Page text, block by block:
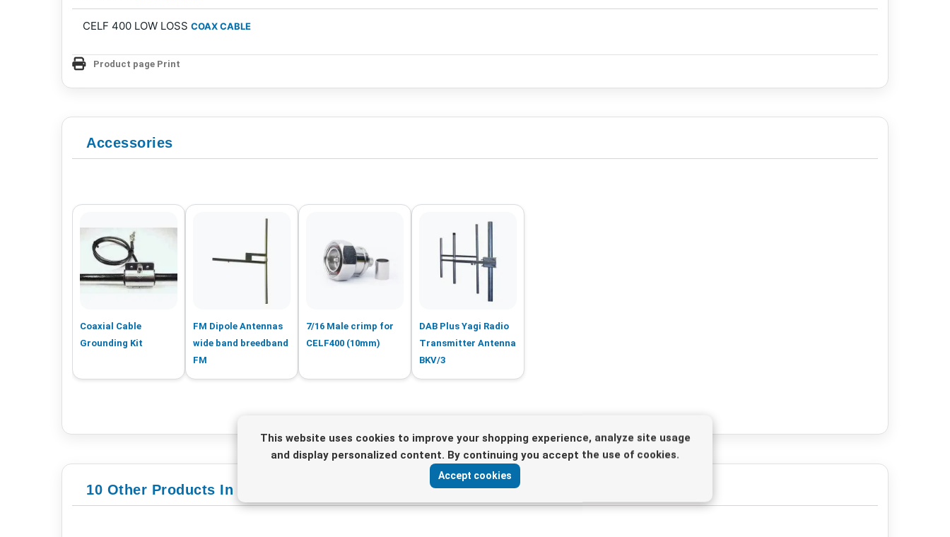
This website uses cookies to improve your shopping experience, analyze site usage
and display personalized content. By continuing you accept the use of cookies.
Accept cookies
CELF 400 LOW LOSS COAX CABLE
Product page Print
Accessories
Coaxial Cable
Grounding Kit
FM Dipole Antennas
wide band breedband
FM
7/16 Male crimp for
CELF400 (10mm)
DAB Plus Yagi Radio
Transmitter Antenna
BKV/3
10 Other Products In Category - Coaxial Cables